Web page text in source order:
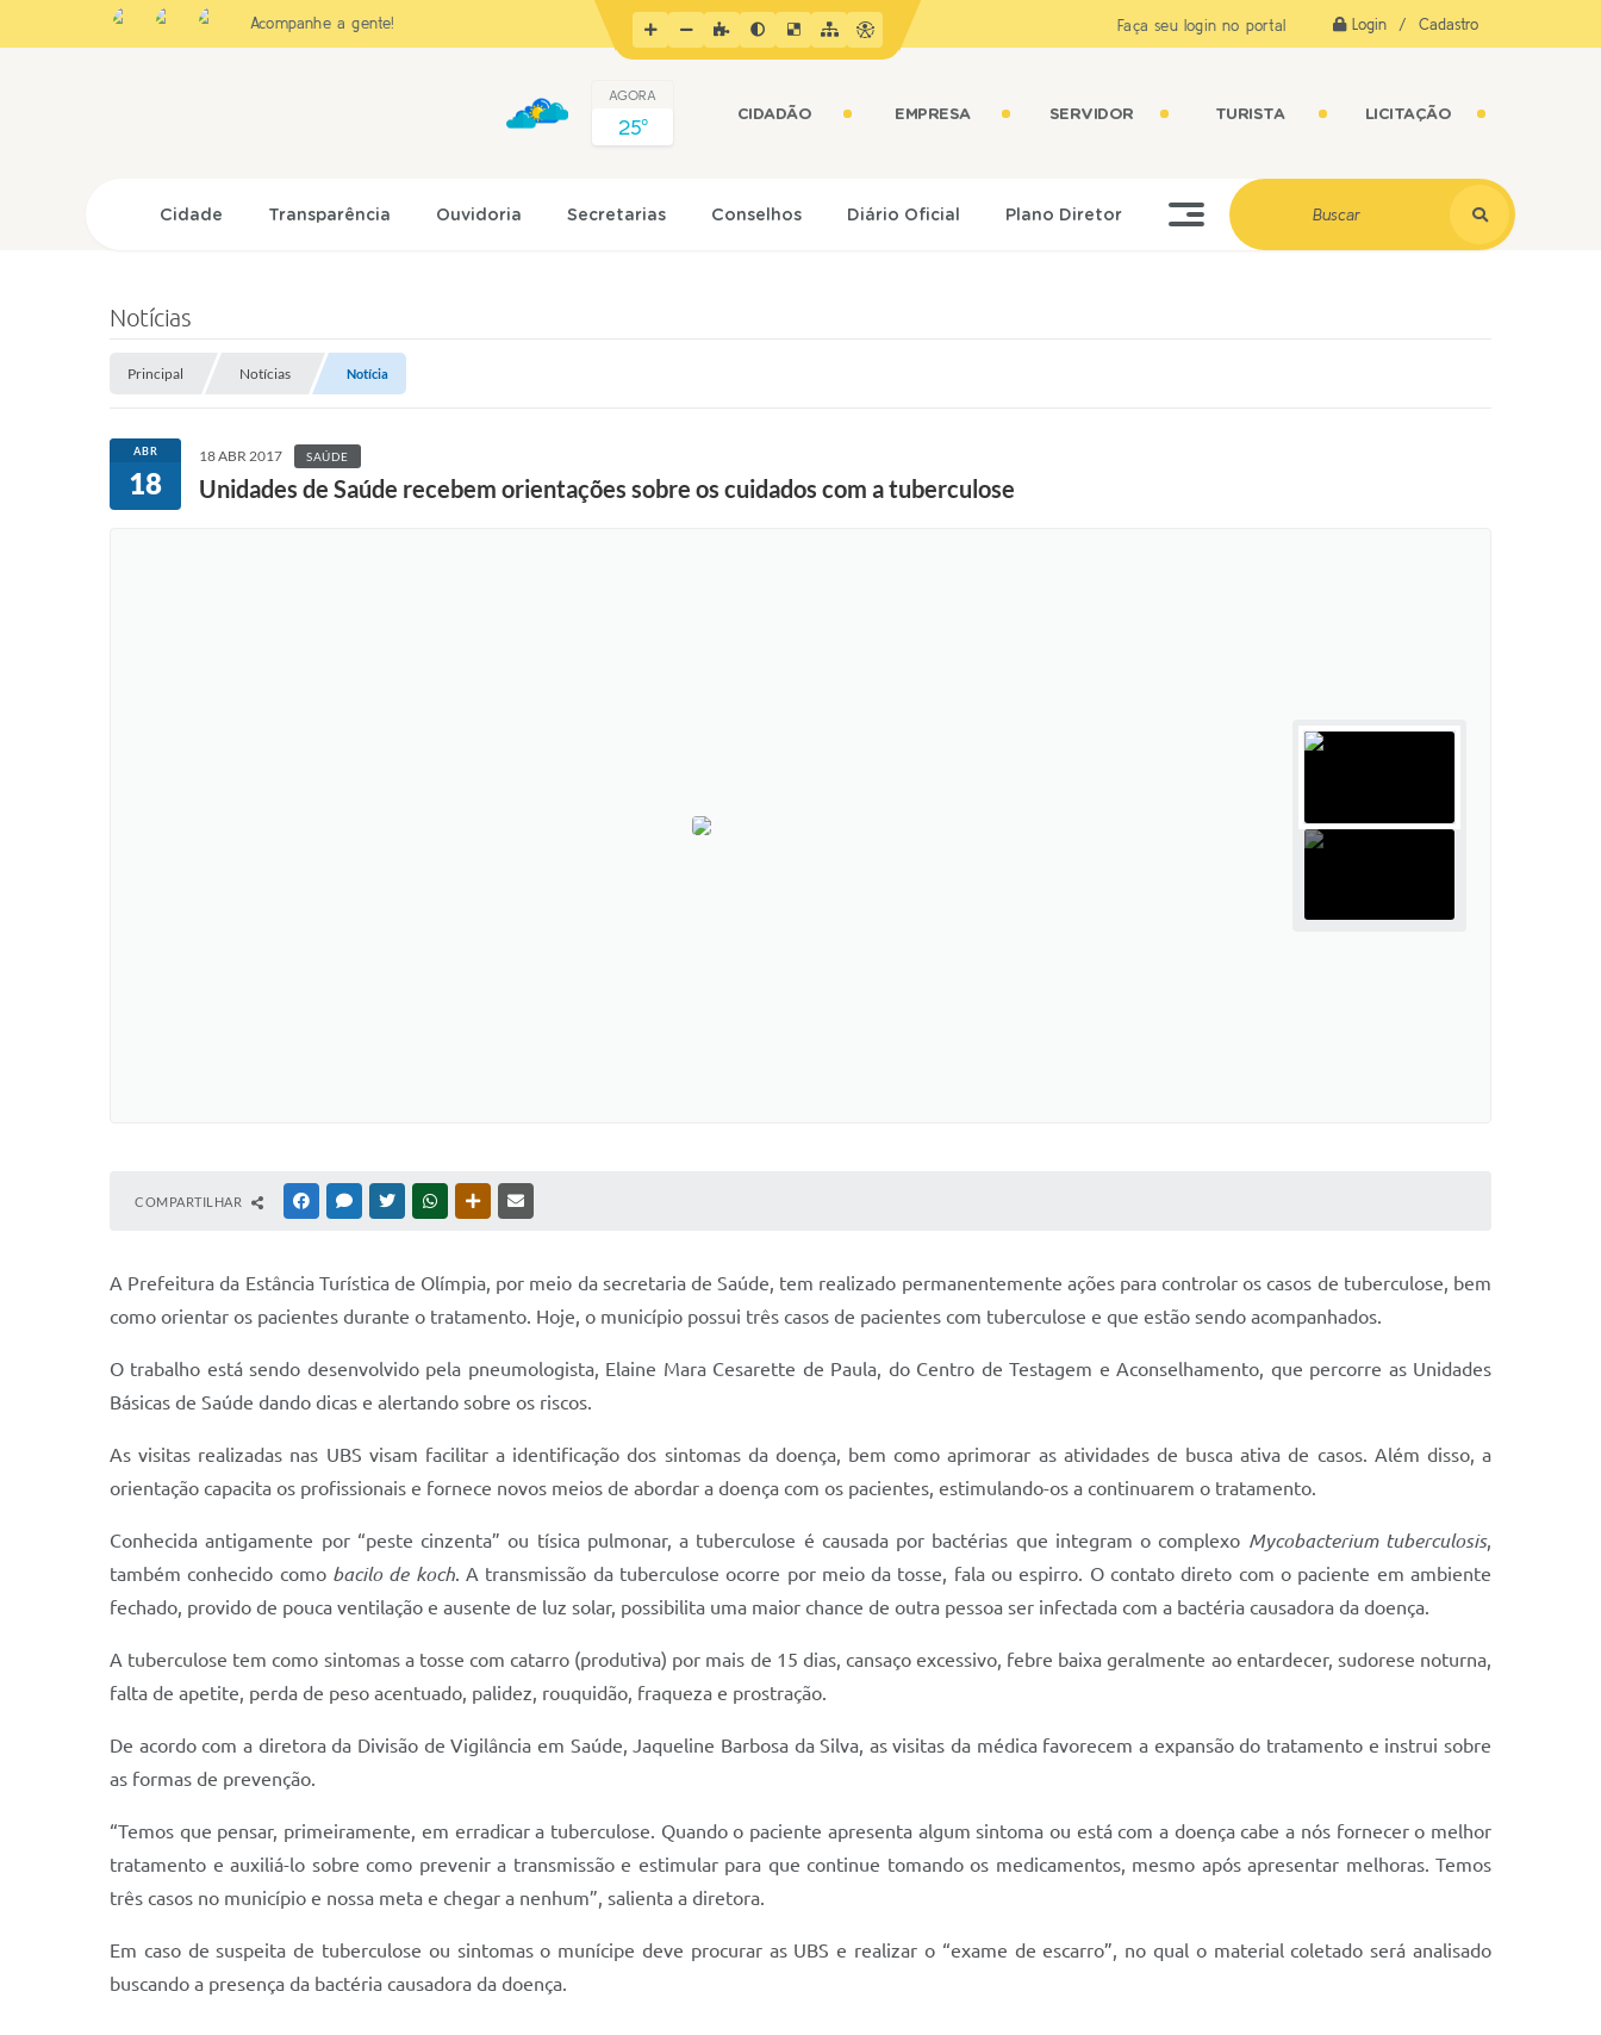
Faça seu login no portal Login / Cadastro
Acompanhe a gente!
CIDADÃO EMPRESA SERVIDOR TURISTA LICITAÇÃO
AGORA
25º
Cidade Transparência Ouvidoria Secretarias Conselhos Diário Oficial Plano Diretor
Notícias
Principal Notícias Notícia
ABR
18
18 ABR 2017 SAÚDE
Unidades de Saúde recebem orientações sobre os cuidados com a tuberculose
COMPARTILHAR FACEBOOKMESSENGER
TWITTERWHATSAPPOUTRAS MÍDIAS
A Prefeitura da Estância Turística de Olímpia, por meio da secretaria de Saúde, tem realizado permanentemente ações para controlar os casos de tuberculose, bem
como orientar os pacientes durante o tratamento. Hoje, o município possui três casos de pacientes com tuberculose e que estão sendo acompanhados.
O trabalho está sendo desenvolvido pela pneumologista, Elaine Mara Cesarette de Paula, do Centro de Testagem e Aconselhamento, que percorre as Unidades
Básicas de Saúde dando dicas e alertando sobre os riscos.
As visitas realizadas nas UBS visam facilitar a identificação dos sintomas da doença, bem como aprimorar as atividades de busca ativa de casos. Além disso, a
orientação capacita os profissionais e fornece novos meios de abordar a doença com os pacientes, estimulando-os a continuarem o tratamento.
Conhecida antigamente por “peste cinzenta” ou tísica pulmonar, a tuberculose é causada por bactérias que integram o complexo Mycobacterium tuberculosis,
também conhecido como bacilo de koch. A transmissão da tuberculose ocorre por meio da tosse, fala ou espirro. O contato direto com o paciente em ambiente
fechado, provido de pouca ventilação e ausente de luz solar, possibilita uma maior chance de outra pessoa ser infectada com a bactéria causadora da doença.
A tuberculose tem como sintomas a tosse com catarro (produtiva) por mais de 15 dias, cansaço excessivo, febre baixa geralmente ao entardecer, sudorese noturna,
falta de apetite, perda de peso acentuado, palidez, rouquidão, fraqueza e prostração.
De acordo com a diretora da Divisão de Vigilância em Saúde, Jaqueline Barbosa da Silva, as visitas da médica favorecem a expansão do tratamento e instrui sobre
as formas de prevenção.
“Temos que pensar, primeiramente, em erradicar a tuberculose. Quando o paciente apresenta algum sintoma ou está com a doença cabe a nós fornecer o melhor
tratamento e auxiliá-lo sobre como prevenir a transmissão e estimular para que continue tomando os medicamentos, mesmo após apresentar melhoras. Temos
três casos no município e nossa meta e chegar a nenhum”, salienta a diretora.
Em caso de suspeita de tuberculose ou sintomas o munícipe deve procurar as UBS e realizar o “exame de escarro”, no qual o material coletado será analisado
buscando a presença da bactéria causadora da doença.